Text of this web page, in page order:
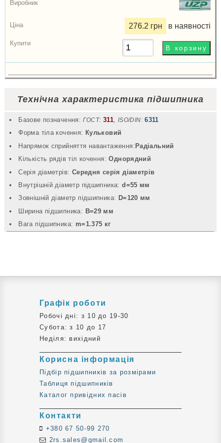
276.2 грн в наявності
Технічна характеристика підшипника
Базове позначення: ГОСТ: 311 ISO/DIN: 6311
Форма тіла кочення: Кульковий
Напрямок сприйняття навантаження: Радіальний
Кількість рядів тіл кочення:Однорядний
Серія діаметрів: Середня серія діаметрів
Внутрішній діаметр підшипника:d=55 мм
Зовнішній діаметр підшипника: D=120 мм
Ширина підшипника: B=29 мм
Вага підшипника: m=1.375 кг
Графік роботи
Робочі дні: з 10 до 19-30
Субота: з 10 до 17
Неділя: вихідний
Корисна інформація
Підбір підшипників за розмірами
Таблиця підшипників
Каталог привідних пасів
Контакти
+380 67 50-99 270
2rs.sales@gmail.com